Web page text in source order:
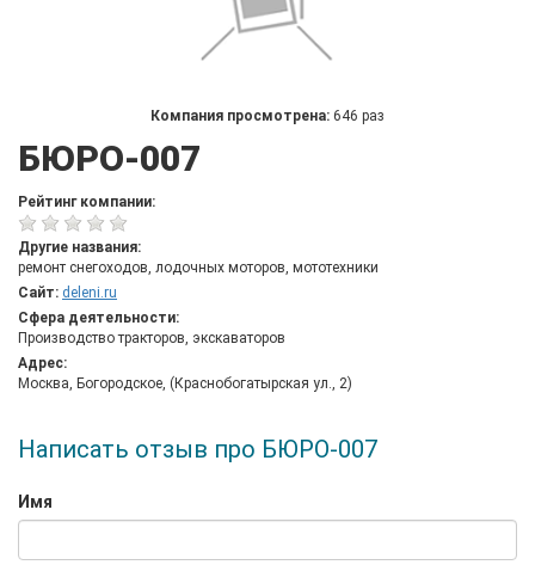
Компания просмотрена: 646 раз
БЮРО-007
Рейтинг компании:
Другие названия:
ремонт снегоходов, лодочных моторов, мототехники
Сайт: deleni.ru
Сфера деятельности:
Производство тракторов, экскаваторов
Адрес:
Москва, Богородское, (Краснобогатырская ул., 2)
Написать отзыв про БЮРО-007
Имя